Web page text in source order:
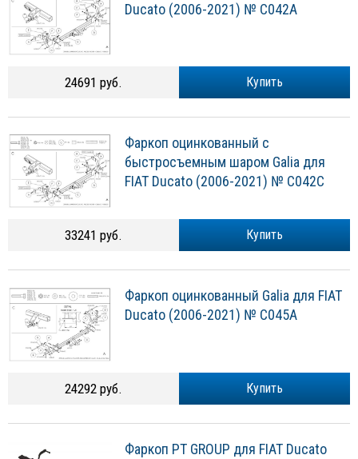
Ducato (2006-2021) № C042A
Купить
24691 руб.
Фаркоп оцинкованный с
быстросъемным шаром Galia для
FIAT Ducato (2006-2021) № C042C
Купить
33241 руб.
Фаркоп оцинкованный Galia для FIAT
Ducato (2006-2021) № C045A
Купить
24292 руб.
Фаркоп PT GROUP для FIAT Ducato